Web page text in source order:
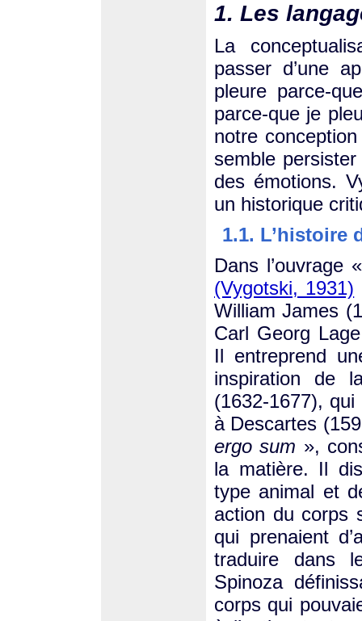
1. Les
La
passer d’une
pleure parce-
parce-que je
notre
semble
des émotions.
un historique
1.1. L’histoire
Dans l’ouvrage
(Vygotski, 1931)
William James
Carl Georg
Il entreprend
inspiration de
(1632-1677), qui
à Descartes
ergo sum »,
la matière. Il
type animal et
action du corps
qui prenaient
traduire dans
Spinoza
corps qui